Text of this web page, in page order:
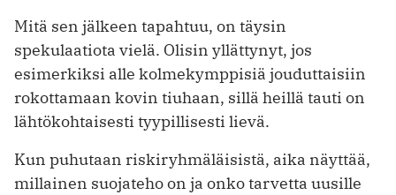
Mitä sen jälkeen tapahtuu, on täysin
spekulaatiota vielä. Olisin yllättynyt, jos
esimerkiksi alle kolmekymppisiä jouduttaisiin
rokottamaan kovin tiuhaan, sillä heillä tauti on
lähtökohtaisesti tyypillisesti lievä.
Kun puhutaan riskiryhmäläisistä, aika näyttää,
millainen suojateho on ja onko tarvetta uusille